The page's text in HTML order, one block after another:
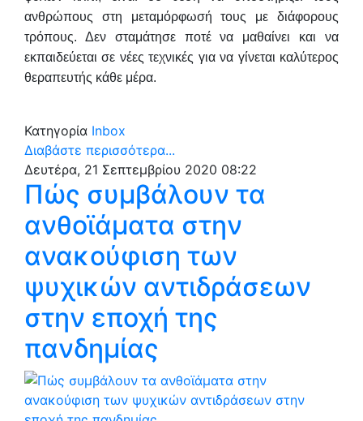
ανθρώπους στη μεταμόρφωσή τους με διάφορους
τρόπους. Δεν σταμάτησε ποτέ να μαθαίνει και να
εκπαιδεύεται σε νέες τεχνικές για να γίνεται καλύτερος
θεραπευτής κάθε μέρα.
Κατηγορία Inbox
Διαβάστε περισσότερα...
Δευτέρα, 21 Σεπτεμβρίου 2020 08:22
Πώς συμβάλουν τα
ανθοϊάματα στην
ανακούφιση των
ψυχικών αντιδράσεων
στην εποχή της
πανδημίας